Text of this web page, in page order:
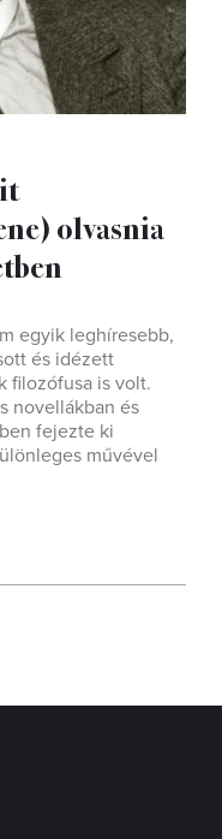
olvasnia
egyik leghíresebb,
és idézett
filozófusa is volt.
novellákban és
fejezte ki
művével